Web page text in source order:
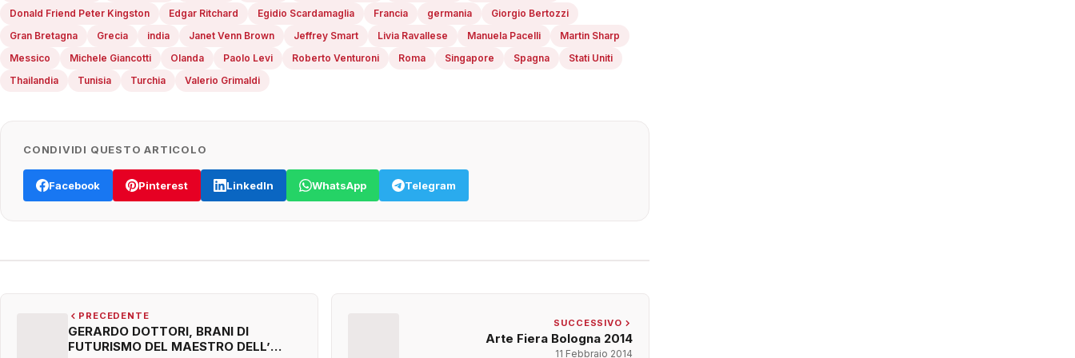
Donald Friend Peter Kingston
Edgar Ritchard Egidio Scardamaglia Francia germania
Giorgio Bertozzi
Gran Bretagna
Grecia india Janet Venn Brown Jeffrey Smart Livia Ravallese Manuela Pacelli
Martin Sharp
Messico
Michele Giancotti Olanda Paolo Levi Roberto Venturoni Roma Singapore Spagna
Stati Uniti
Thailandia
Tunisia Turchia Valerio Grimaldi
CONDIVIDI QUESTO ARTICOLO
Facebook Pinterest LinkedIn WhatsApp Telegram
PRECEDENTE
GERARDO DOTTORI, BRANI DI
FUTURISMO DEL MAESTRO DELL’
SUCCESSIVO
Arte Fiera Bologna 2014
11 Febbraio 2014